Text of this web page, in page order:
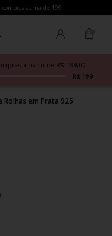
acima de 199
a partir de R$ 199,00
R$ 199
Rolhas em Prata 925